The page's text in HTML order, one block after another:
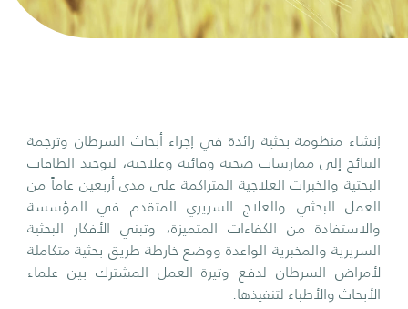
إنشاء منظومة بحثية رائدة في إجراء أبحاث السرطان وترجمة
النتائج إلى ممارسات صحية وقائية وعلاجية، لتوحيد الطاقات
البحثية والخبرات العلاجية المتراكمة على مدى أربعين عاماً من
العمل البحثي والعلاج السريري المتقدم في المؤسسة
والاستفادة من الكفاءات المتميزة، وتبني الأفكار البحثية
السريرية والمخبرية الواعدة ووضع خارطة طريق بحثية متكاملة
لأمراض السرطان لدفع وتيرة العمل المشترك بين علماء
الأبحاث والأطباء لتنفيذها.